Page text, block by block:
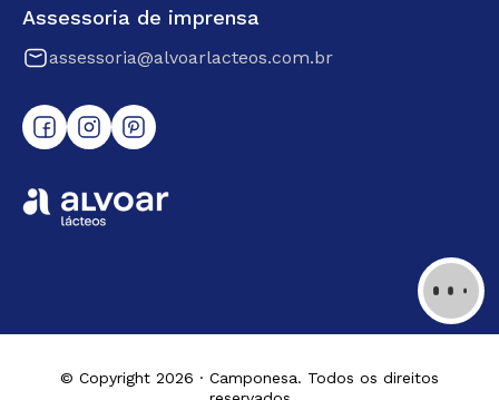
Assessoria de imprensa
assessoria@alvoarlacteos.com.br
© Copyright 2026 · Camponesa. Todos os direitos